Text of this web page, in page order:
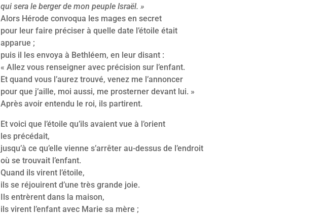
qui sera le berger de mon peuple Israël. »
Alors Hérode convoqua les mages en secret
pour leur faire préciser à quelle date l’étoile était
apparue ;
puis il les envoya à Bethléem, en leur disant :
« Allez vous renseigner avec précision sur l’enfant.
Et quand vous l’aurez trouvé, venez me l’annoncer
pour que j’aille, moi aussi, me prosterner devant lui. »
Après avoir entendu le roi, ils partirent.
Et voici que l’étoile qu’ils avaient vue à l’orient
les précédait,
jusqu’à ce qu’elle vienne s’arrêter au-dessus de l’endroit
où se trouvait l’enfant.
Quand ils virent l’étoile,
ils se réjouirent d’une très grande joie.
Ils entrèrent dans la maison,
ils virent l’enfant avec Marie sa mère ;